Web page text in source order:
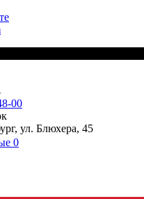
00
ул. Блюхера, 45
0